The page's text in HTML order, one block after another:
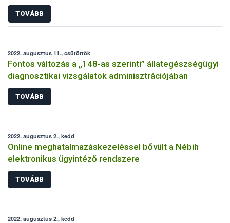
TOVÁBB
2022. augusztus 11., csütörtök
Fontos változás a „148-as szerinti” állategészségügyi
diagnosztikai vizsgálatok adminisztrációjában
TOVÁBB
2022. augusztus 2., kedd
Online meghatalmazáskezeléssel bővült a Nébih
elektronikus ügyintéző rendszere
TOVÁBB
2022. augusztus 2., kedd